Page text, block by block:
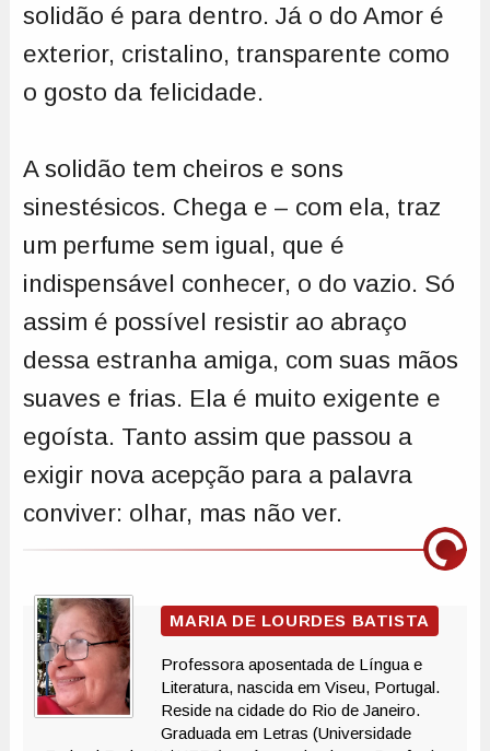
solidão é para dentro. Já o do Amor é
exterior, cristalino, transparente como
o gosto da felicidade.
A solidão tem cheiros e sons
sinestésicos. Chega e – com ela, traz
um perfume sem igual, que é
indispensável conhecer, o do vazio. Só
assim é possível resistir ao abraço
dessa estranha amiga, com suas mãos
suaves e frias. Ela é muito exigente e
egoísta. Tanto assim que passou a
exigir nova acepção para a palavra
conviver: olhar, mas não ver.